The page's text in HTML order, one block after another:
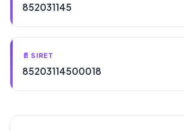
852031145
📄 SIRET
85203114500018